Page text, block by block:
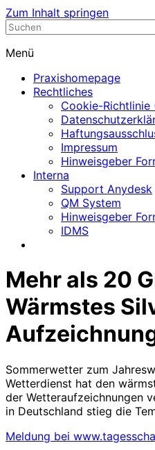
Zum Inhalt springen
Nephrologische Praxis mit
Menü
Praxishomepage
Rechtliches
Cookie-Richtlinie
Impressum
Hinweisgeber
Interna
Support Anydesk
QM System
Hinweisgeber
IDMS
Mehr als 20
Wärmstes
Sommerwetter zum
Wetterdienst hat den
der Wetteraufzeichnungen
in Deutschland stieg die
Meldung bei